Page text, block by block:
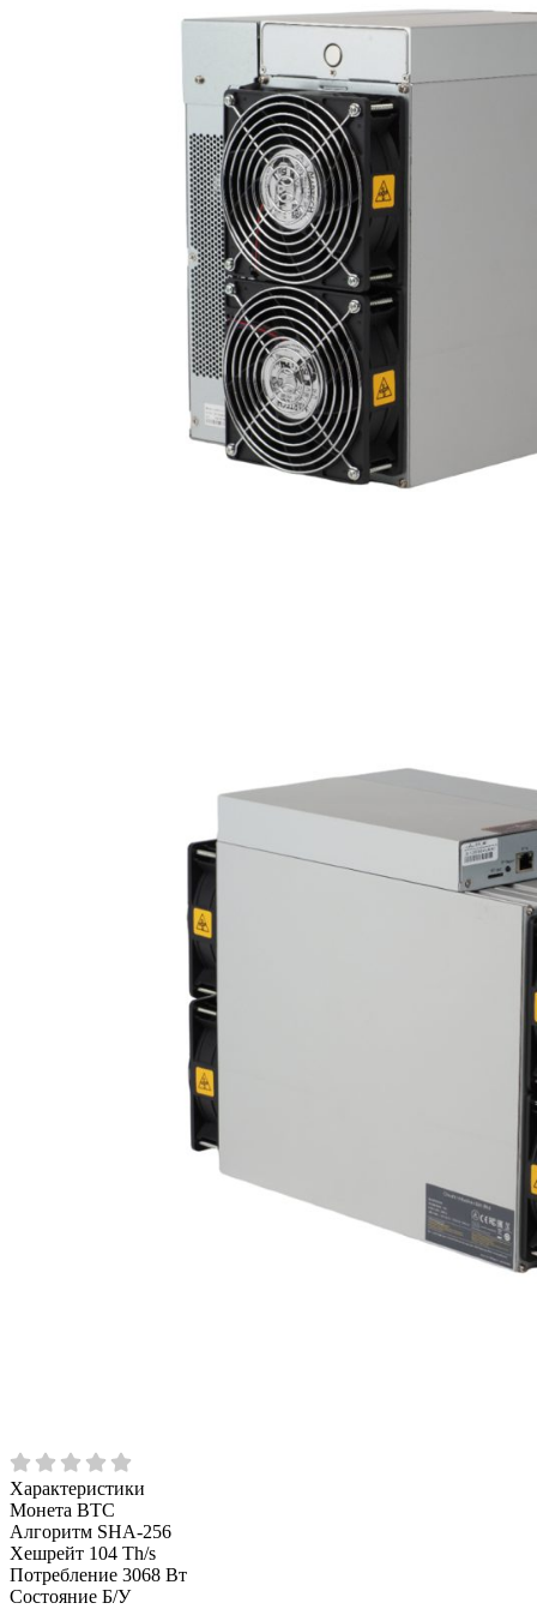
Характеристики
Монета BTC
Алгоритм SHA-256
Хешрейт 104 Th/s
Потребление 3068 Вт
Состояние Б/У